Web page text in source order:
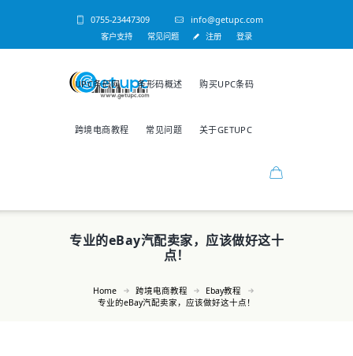
0755-23447309 info@getupc.com
客户支持 常见问题 注册 登录
UPC条码网 条形码概述 购买UPC条码
跨境电商教程 常见问题 关于GETUPC
专业的eBay汽配卖家，应该做好这十
点！
Home 跨境电商教程
Ebay教程
专业的eBay汽配卖家，应该做好这十点！